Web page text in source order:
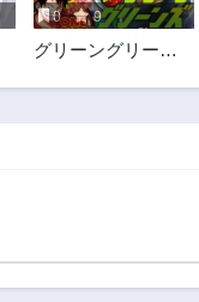
0 9
グリーングリーン